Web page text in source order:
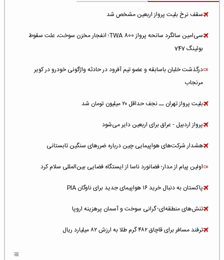
سقف نرخ بلیت پرواز اربعین مشخص شد
سی‌امین سالگرد سانحه پرواز TWA 800؛ انفجار مخزن سوخت، علت سقوط
بوئینگ 747
درگذشت خلبان باسابقه و عضو تیم آفرود در حادثه واژگونی خودرو در کویر
مرنجاب
بلیت پرواز تهران ــ نجف حداقل ۲۰ میلیون تومان شد
پرواز اردبیل - عراق برای اربعین دایر می‌شود
هشدار شرکت‌های هواپیمایی چین درباره ضررهای سنگین تابستانی
اولین پیام از مدار؛ فضانورد ناسا از ایستگاه فضایی بین‌المللی سلام کرد
پاکستان به دنبال خرید ۱۶ هواپیمای جدید برای ناوگان PIA
تنش‌های منطقه‌ای؛ گرانی سوخت و آسمان پرهزینه اروپا
ترفند مسافر برای قاچاق ۴۸۲ گرم طلا به ارزش ۸۲ میلیارد ریال